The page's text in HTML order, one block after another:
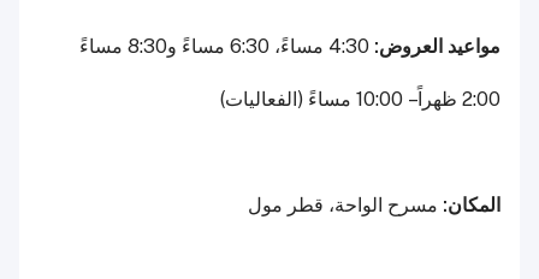
مواعيد العروض: 4:30 مساءً، 6:30 مساءً و8:30 مساءً
2:00 ظهراً – 10:00 مساءً (الفعاليات)
المكان: مسرح الواحة، قطر مول